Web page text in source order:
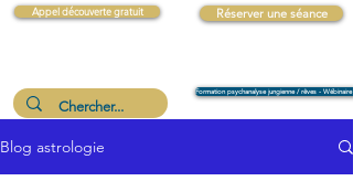
Appel découverte gratuit Réserver une séance
Formation psychanalyse jungienne / rêves - Wébinaire
Blog astrologie